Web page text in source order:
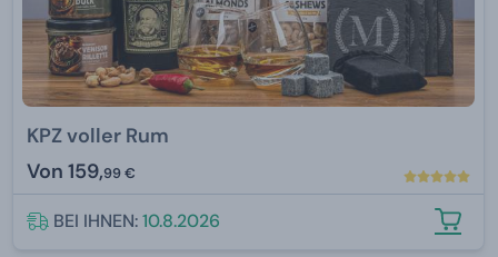
KPZ voller Rum
Von 159,99 €
BEI IHNEN:10.8.2026